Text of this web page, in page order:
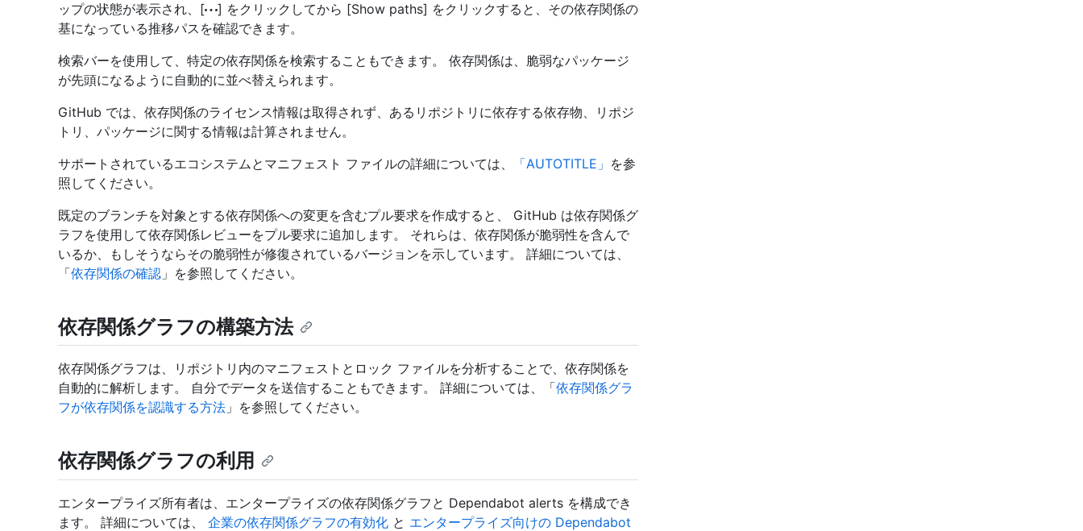
ップの状態が表示され、[
] をクリックしてから [Show paths] をクリックすると、その依存関係の
基になっている推移パスを確認できます。
検索バーを使用して、特定の依存関係を検索することもできます。 依存関係は、脆弱なパッケージ
が先頭になるように自動的に並べ替えられます。
GitHub では、依存関係のライセンス情報は取得されず、あるリポジトリに依存する依存物、リポジ
トリ、パッケージに関する情報は計算されません。
サポートされているエコシステムとマニフェスト ファイルの詳細については、
「AUTOTITLE」 を参
照してください。
既定のブランチを対象とする依存関係への変更を含むプル要求を作成すると、 GitHub は依存関係グ
ラフを使用して依存関係レビューをプル要求に追加します。 それらは、依存関係が脆弱性を含んで
いるか、もしそうならその脆弱性が修復されているバージョンを示しています。 詳細については、
「依存関係の確認 」を参照してください。
依存関係グラフの構築方法
依存関係グラフは、リポジトリ内のマニフェストとロック ファイルを分析することで、依存関係を
自動的に解析します。 自分でデータを送信することもできます。 詳細については、「依存関係グラ
フが依存関係を認識する方法 」を参照してください。
依存関係グラフの利用
エンタープライズ所有者は、エンタープライズの依存関係グラフと Dependabot alerts を構成でき
ます。 詳細については、 企業の依存関係グラフの有効化 と エンタープライズ向けの Dependabot